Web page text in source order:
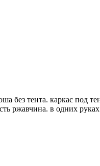
без тента. каркас под
ржавчина. в одних